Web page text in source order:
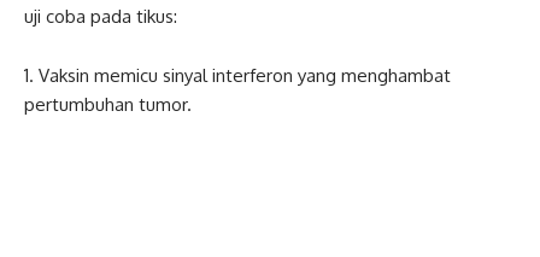
uji coba pada tikus:
1. Vaksin memicu sinyal interferon yang menghambat
pertumbuhan tumor.